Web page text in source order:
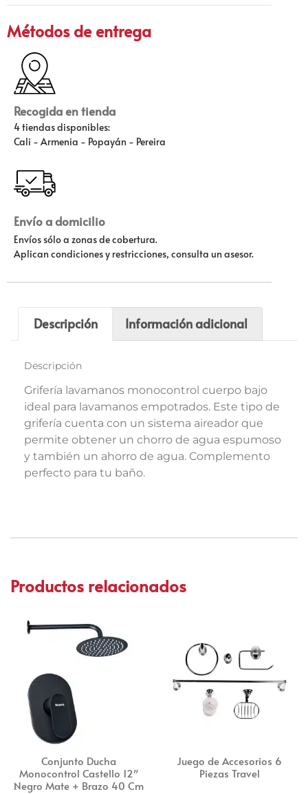
Métodos de entrega
Recogida en tienda
4 tiendas disponibles:
Cali - Armenia - Popayán - Pereira
Envío a domicilio
Envíos sólo a zonas de cobertura.
Aplican condiciones y restricciones, consulta un asesor.
Descripción Información adicional
Descripción
Grifería lavamanos monocontrol cuerpo bajo
ideal para lavamanos empotrados. Este tipo de
grifería cuenta con un sistema aireador que
permite obtener un chorro de agua espumoso
y también un ahorro de agua. Complemento
perfecto para tu baño.
Productos relacionados
Conjunto Ducha
Monocontrol Castello 12″
Negro Mate + Brazo 40 Cm
Juego de Accesorios 6
Piezas Travel